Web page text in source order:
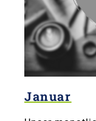
Januar